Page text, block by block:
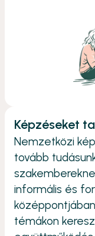
Képzéseket
Nemzetközi
tovább
informális és
témákon